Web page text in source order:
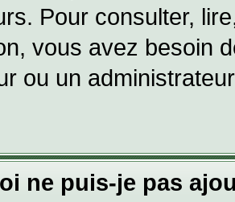
Pour consulter,
vous avez besoin
ou un
ne puis-je pas